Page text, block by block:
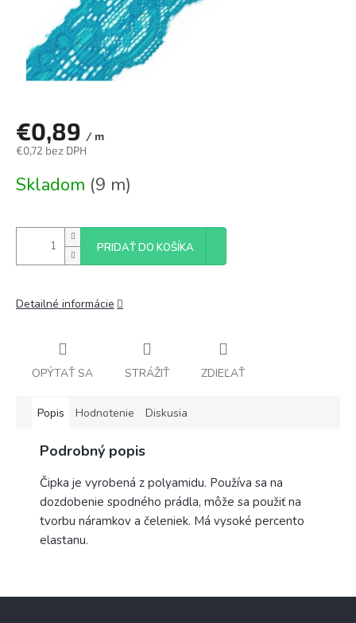
€0,89 / m
€0,72 bez DPH
cena:
Skladom (9 m)
PRIDAŤ DO KOŠÍKA
Detailné informácie
OPÝTAŤ SA STRÁŽIŤ ZDIEĽAŤ
Popis Hodnotenie Diskusia
Podrobný popis
Čipka je vyrobená z polyamidu. Používa sa na
dozdobenie spodného prádla, môže sa použiť na
tvorbu náramkov a čeleniek. Má vysoké percento
elastanu.